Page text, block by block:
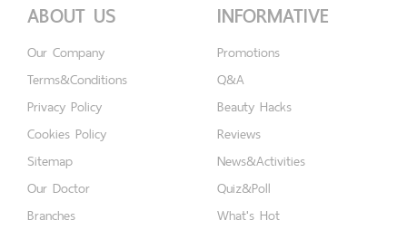
ABOUT US
Our Company
Terms&Conditions
Privacy Policy
Cookies Policy
Sitemap
Our Doctor
Branches
INFORMATIVE
Promotions
Q&A
Beauty Hacks
Reviews
News&Activities
Quiz&Poll
What's Hot